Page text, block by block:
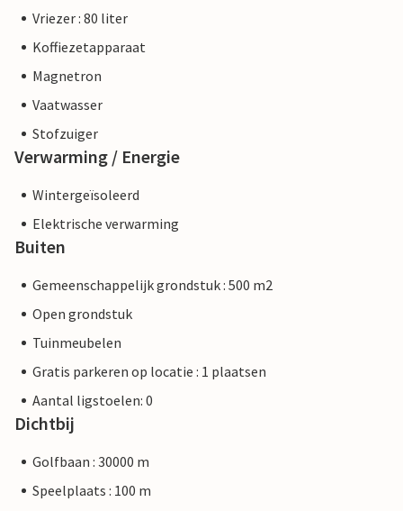
Vriezer : 80 liter
Koffiezetapparaat
Magnetron
Vaatwasser
Stofzuiger
Verwarming / Energie
Wintergeïsoleerd
Elektrische verwarming
Buiten
Gemeenschappelijk grondstuk : 500 m2
Open grondstuk
Tuinmeubelen
Gratis parkeren op locatie : 1 plaatsen
Aantal ligstoelen: 0
Dichtbij
Golfbaan : 30000 m
Speelplaats : 100 m